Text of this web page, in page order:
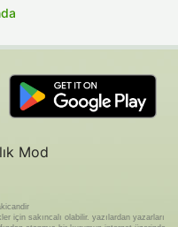
Mod
için sakıncalı olabilir. yazılardan yazarları